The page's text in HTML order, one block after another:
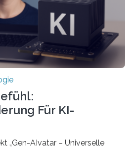
Für KI-
„Gen-AIvatar – Universelle